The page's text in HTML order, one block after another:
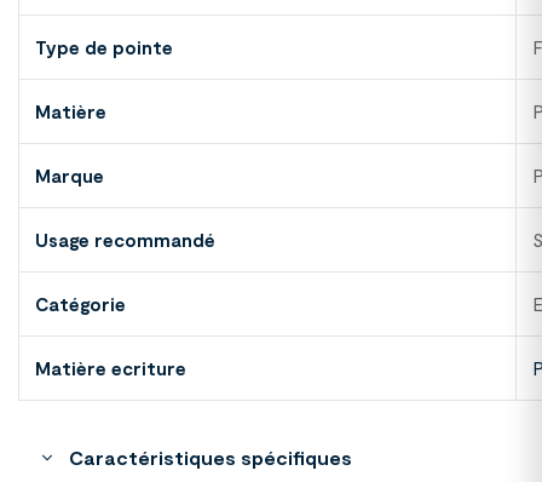
Type de pointe
Matière
Marque
Usage recommandé
Catégorie
Matière ecriture
Caractéristiques spécifiques